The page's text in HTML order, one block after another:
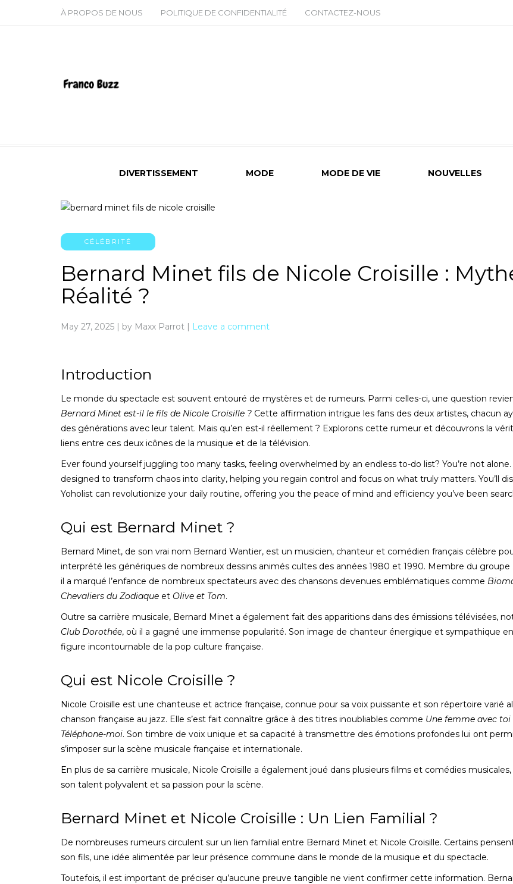
À PROPOS DE NOUS POLITIQUE DE CONFIDENTIALITÉ CONTACTEZ-NOUS
DIVERTISSEMENT MODE MODE DE VIE NOUVELLES
CÉLÉBRITÉ
Bernard Minet fils de Nicole Croisille :
Réalité ?
May 27, 2025 | by Maxx Parrot | Leave a comment
Introduction
Le monde du spectacle est souvent entouré de mystères et de rumeurs. Parmi celles-ci, une question
Bernard Minet est-il le fils de Nicole Croisille ? Cette affirmation intrigue les fans des deux artistes, chacun
des générations avec leur talent. Mais qu’en est-il réellement ? Explorons cette rumeur et découvrons la
liens entre ces deux icônes de la musique et de la télévision.
Ever found yourself juggling too many tasks, feeling overwhelmed by an endless to-do list? You’re not alone.
designed to transform chaos into clarity, helping you regain control and focus on what truly matters. You’ll
Yoholist can revolutionize your daily routine, offering you the peace of mind and efficiency you’ve been
Qui est Bernard Minet ?
Bernard Minet, de son vrai nom Bernard Wantier, est un musicien, chanteur et comédien français célèbre
interprété les génériques de nombreux dessins animés cultes des années 1980 et 1990. Membre du groupe
il a marqué l’enfance de nombreux spectateurs avec des chansons devenues emblématiques comme
Chevaliers du Zodiaque et Olive et Tom.
Outre sa carrière musicale, Bernard Minet a également fait des apparitions dans des émissions télévisées,
Club Dorothée, où il a gagné une immense popularité. Son image de chanteur énergique et sympathique
figure incontournable de la pop culture française.
Qui est Nicole Croisille ?
Nicole Croisille est une chanteuse et actrice française, connue pour sa voix puissante et son répertoire varié
chanson française au jazz. Elle s’est fait connaître grâce à des titres inoubliables comme Une femme avec toi
Téléphone-moi. Son timbre de voix unique et sa capacité à transmettre des émotions profondes lui ont
s’imposer sur la scène musicale française et internationale.
En plus de sa carrière musicale, Nicole Croisille a également joué dans plusieurs films et comédies
son talent polyvalent et sa passion pour la scène.
Bernard Minet et Nicole Croisille : Un Lien Familial ?
De nombreuses rumeurs circulent sur un lien familial entre Bernard Minet et Nicole Croisille. Certains
son fils, une idée alimentée par leur présence commune dans le monde de la musique et du spectacle.
Toutefois, il est important de préciser qu’aucune preuve tangible ne vient confirmer cette information.